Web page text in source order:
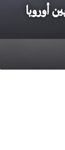
أوروبا